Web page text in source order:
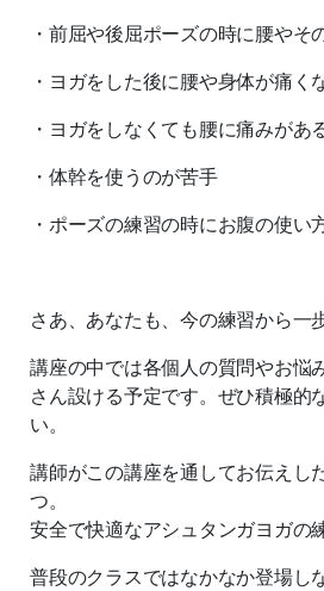
・前屈や後屈ポーズの時に腰やそ
・ヨガをした後に腰や身体が痛く
・ヨガをしなくても腰に痛みがあ
・体幹を使うのが苦手
・ポーズの練習の時にお腹の使い
さあ、あなたも、今の練習から一
講座の中では各個人の質問やお悩
さん設ける予定です。ぜひ積極的
い。
講師がこの講座を通してお伝えし
つ。
安全で快適なアシュタンガヨガの
普段のクラスではなかなか登場し